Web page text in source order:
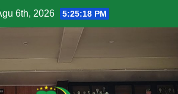
6th, 2026 5:25:19 PM